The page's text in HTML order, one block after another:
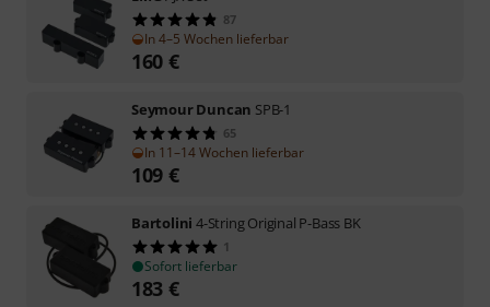
87
In 4–5 Wochen lieferbar
160 €
Seymour Duncan SPB-1
65
In 11–14 Wochen lieferbar
109 €
Bartolini 4-String Original P-Bass BK
1
Sofort lieferbar
183 €